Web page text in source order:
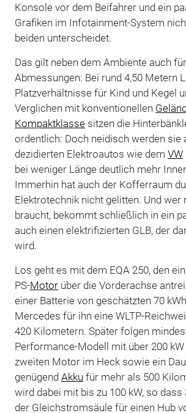
Konsole vor dem Beifahrer und ein
Grafiken im Infotainment-System
beiden unterscheidet.
Das gilt neben dem Ambiente auch
Abmessungen: Bei rund 4,50 Metern
Platzverhältnisse für Kind und Kegel
Verglichen mit konventionellen
Kompaktklassesitzen die
ordentlich: Doch neidisch werden sie
dezidierten Elektroautos wie dem VW
bei weniger Länge deutlich mehr
Immerhin hat auch der Kofferraum
Elektrotechnik nicht gelitten. Und wer
braucht, bekommt schließlich in ein
auch einen elektrifizierten GLB, der
wird.
Los geht es mit dem EQA 250, den
PS-Motorüber die Vorderachse
einer Batterie von geschätzten 70
Mercedes für ihn eine WLTP-
420 Kilometern. Später folgen
Performance-Modell mit über 200
zweiten Motor im Heck sowie ein
genügend Akku für mehr als 500
wird dabei mit bis zu 100 kW, so dass
der Gleichstromsäule für einen Hub